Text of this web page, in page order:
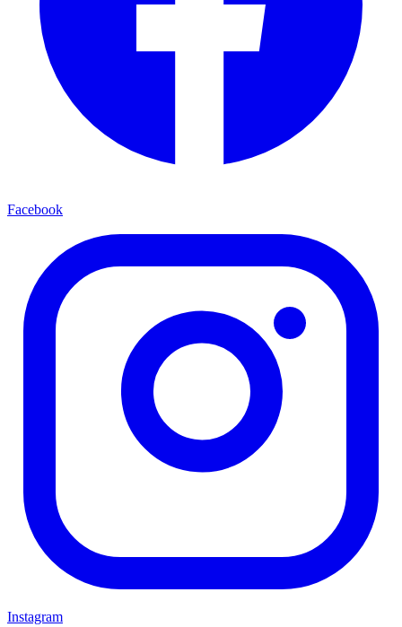
Facebook
Instagram